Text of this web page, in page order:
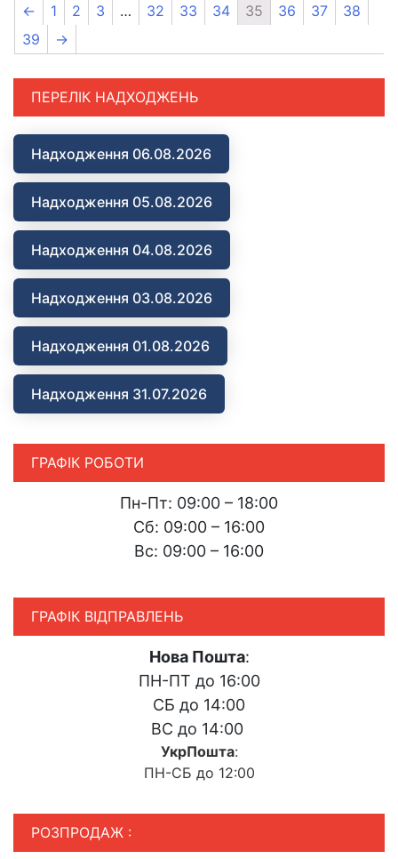
← 1 2 3 … 32 33 34 35 36 37
38
39
→
ПЕРЕЛІК НАДХОДЖЕНЬ
Надходження 06.08.2026
Надходження 05.08.2026
Надходження 04.08.2026
Надходження 03.08.2026
Надходження 01.08.2026
Надходження 31.07.2026
ГРАФІК РОБОТИ
Пн-Пт: 09:00 – 18:00
Сб: 09:00 – 16:00
Вс: 09:00 – 16:00
ГРАФІК ВІДПРАВЛЕНЬ
Нова Пошта:
ПН-ПТ до 16:00
СБ до 14:00
ВС до 14:00
УкрПошта:
ПН-СБ до 12:00
РОЗПРОДАЖ :